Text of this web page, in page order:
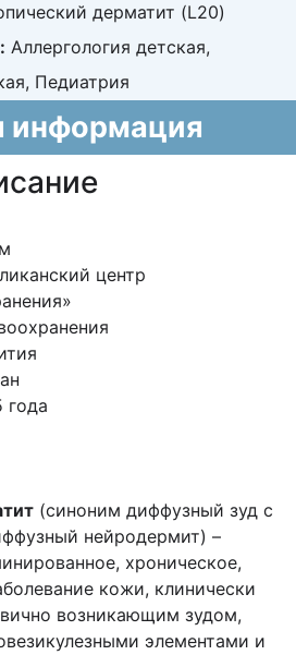
дерматит (L20)
Аллергология детская,
Педиатрия
центр
года
(синоним диффузный зуд с
нейродермит) –
хроническое,
кожи, клинически
возникающим зудом,
элементами и